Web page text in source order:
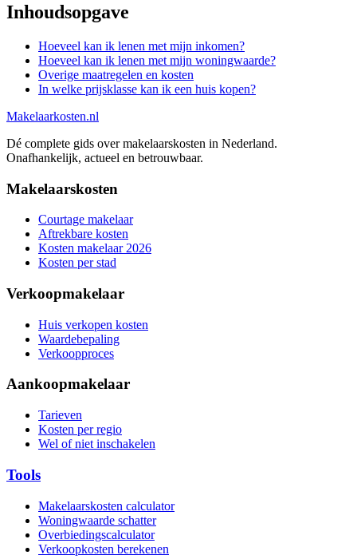
Inhoudsopgave
Hoeveel kan ik lenen met mijn inkomen?
Hoeveel kan ik lenen met mijn woningwaarde?
Overige maatregelen en kosten
In welke prijsklasse kan ik een huis kopen?
Makelaarkosten.nl
Dé complete gids over makelaarskosten in Nederland.
Onafhankelijk, actueel en betrouwbaar.
Makelaarskosten
Courtage makelaar
Aftrekbare kosten
Kosten makelaar 2026
Kosten per stad
Verkoopmakelaar
Huis verkopen kosten
Waardebepaling
Verkoopproces
Aankoopmakelaar
Tarieven
Kosten per regio
Wel of niet inschakelen
Tools
Makelaarskosten calculator
Woningwaarde schatter
Overbiedingscalculator
Verkoopkosten berekenen